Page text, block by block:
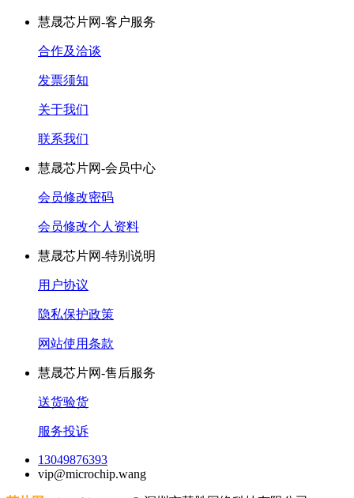
慧晟芯片网-客户服务
合作及洽谈
发票须知
关于我们
联系我们
慧晟芯片网-会员中心
会员修改密码
会员修改个人资料
慧晟芯片网-特别说明
用户协议
隐私保护政策
网站使用条款
慧晟芯片网-售后服务
送货验货
服务投诉
13049876393
vip@microchip.wang